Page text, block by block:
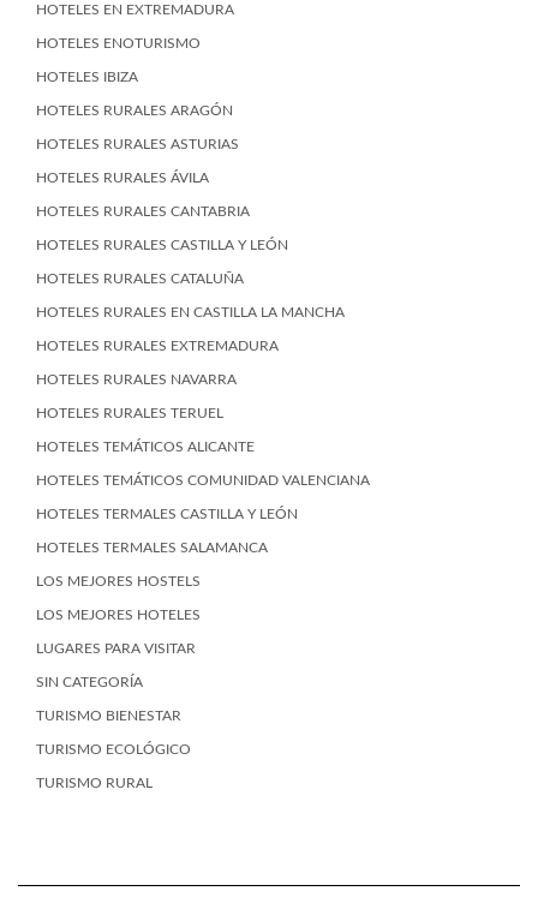
HOTELES EN EXTREMADURA
HOTELES ENOTURISMO
HOTELES IBIZA
HOTELES RURALES ARAGÓN
HOTELES RURALES ASTURIAS
HOTELES RURALES ÁVILA
HOTELES RURALES CANTABRIA
HOTELES RURALES CASTILLA Y LEÓN
HOTELES RURALES CATALUÑA
HOTELES RURALES EN CASTILLA LA MANCHA
HOTELES RURALES EXTREMADURA
HOTELES RURALES NAVARRA
HOTELES RURALES TERUEL
HOTELES TEMÁTICOS ALICANTE
HOTELES TEMÁTICOS COMUNIDAD VALENCIANA
HOTELES TERMALES CASTILLA Y LEÓN
HOTELES TERMALES SALAMANCA
LOS MEJORES HOSTELS
LOS MEJORES HOTELES
LUGARES PARA VISITAR
SIN CATEGORÍA
TURISMO BIENESTAR
TURISMO ECOLÓGICO
TURISMO RURAL